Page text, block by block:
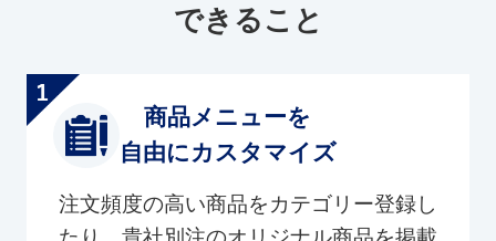
できること
商品メニューを
自由にカスタマイズ
注文頻度の高い商品をカテゴリー登録し